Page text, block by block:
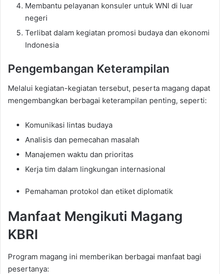
Membantu pelayanan konsuler untuk WNI di luar
negeri
Terlibat dalam kegiatan promosi budaya dan ekonomi
Indonesia
Pengembangan Keterampilan
Melalui kegiatan-kegiatan tersebut, peserta magang dapat
mengembangkan berbagai keterampilan penting, seperti:
Komunikasi lintas budaya
Analisis dan pemecahan masalah
Manajemen waktu dan prioritas
Kerja tim dalam lingkungan internasional
Pemahaman protokol dan etiket diplomatik
Manfaat Mengikuti Magang
KBRI
Program magang ini memberikan berbagai manfaat bagi
pesertanya: